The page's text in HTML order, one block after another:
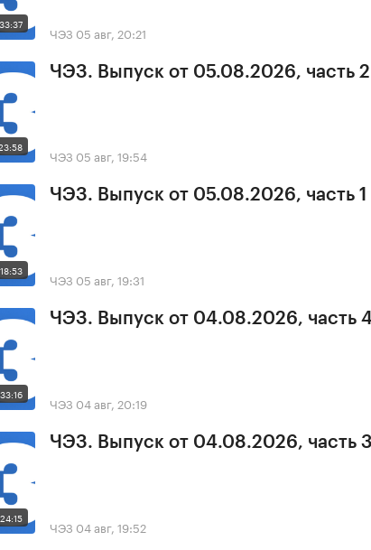
33:37 ЧЭЗ 05 авг, 20:21
ЧЭЗ. Выпуск от 05.08.2026, часть 2
ЧЭЗ 05 авг, 19:54
18:53
ЧЭЗ. Выпуск от 05.08.2026, часть 1
ЧЭЗ 05 авг, 19:31
33:16
ЧЭЗ. Выпуск от 04.08.2026, часть
ЧЭЗ 04 авг, 20:19
24:15
ЧЭЗ. Выпуск от 04.08.2026, часть
ЧЭЗ 04 авг, 19:52